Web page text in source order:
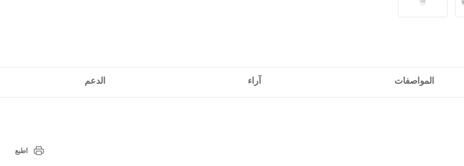
المواصفات آراء الدعم
اطبع